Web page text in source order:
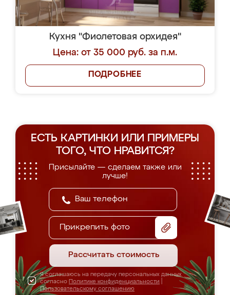
Кухня "Фиолетовая орхидея"
Цена: от 35 000 руб. за п.м.
ПОДРОБНЕЕ
ЕСТЬ КАРТИНКИ ИЛИ ПРИМЕРЫ
ТОГО, ЧТО НРАВИТСЯ?
Присылайте — сделаем также или
лучше!
Прикрепить фото
Рассчитать стоимость
Я соглашаюсь на передачу персональных данных
согласно Политике конфиденциальности
Пользовательскому соглашению